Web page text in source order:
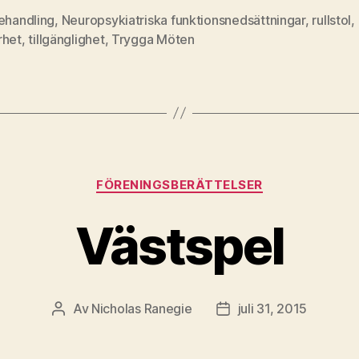
möten
, Neuropsykiatriska funktionsnedsättningar, rullstol,
,tillgänglighet, Trygga Möten
Kategorier
FÖRENINGSBERÄTTELSER
Västspel
Inläggsförfattare
Av Nicholas Ranegie Inläggsdatum
juli 31, 2015